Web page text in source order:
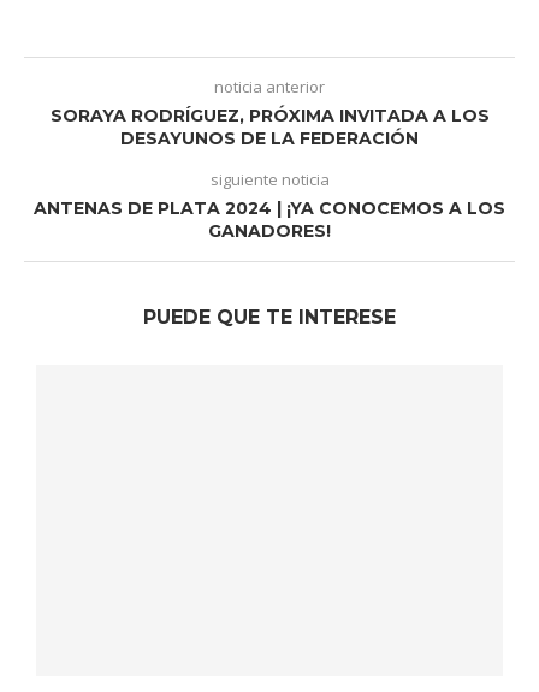
noticia anterior
SORAYA RODRÍGUEZ, PRÓXIMA INVITADA A LOS
DESAYUNOS DE LA FEDERACIÓN
siguiente noticia
ANTENAS DE PLATA 2024 | ¡YA CONOCEMOS A LOS
GANADORES!
PUEDE QUE TE INTERESE